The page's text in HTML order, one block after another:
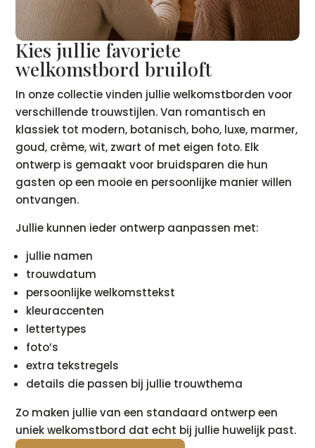
Kies jullie favoriete
welkomstbord bruiloft
In onze collectie vinden jullie welkomstborden voor
verschillende trouwstijlen. Van romantisch en
klassiek tot modern, botanisch, boho, luxe, marmer,
goud, crème, wit, zwart of met eigen foto. Elk
ontwerp is gemaakt voor bruidsparen die hun
gasten op een mooie en persoonlijke manier willen
ontvangen.
Jullie kunnen ieder ontwerp aanpassen met:
jullie namen
trouwdatum
persoonlijke welkomsttekst
kleuraccenten
lettertypes
foto’s
extra tekstregels
details die passen bij jullie trouwthema
Zo maken jullie van een standaard ontwerp een
uniek welkomstbord dat echt bij jullie huwelijk past.